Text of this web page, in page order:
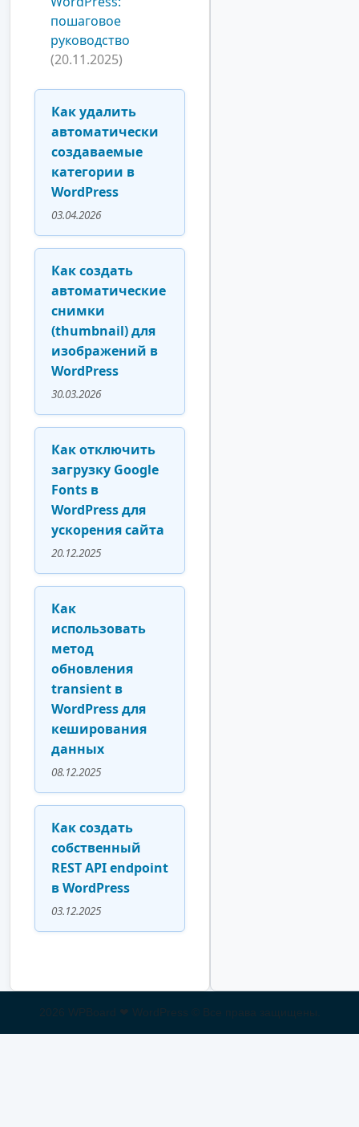
пошаговое
руководство
(20.11.2025)
Как удалить
автоматически
создаваемые
категории в
WordPress
03.04.2026
Как создать
автоматические
снимки
(thumbnail) для
изображений в
WordPress
30.03.2026
Как отключить
загрузку Google
Fonts в
WordPress для
ускорения сайта
20.12.2025
Как
использовать
метод
обновления
transient в
WordPress для
кеширования
данных
08.12.2025
Как создать
собственный
REST API endpoint
в WordPress
03.12.2025
2026 WPBoard ❤ WordPress © Все права защищены.